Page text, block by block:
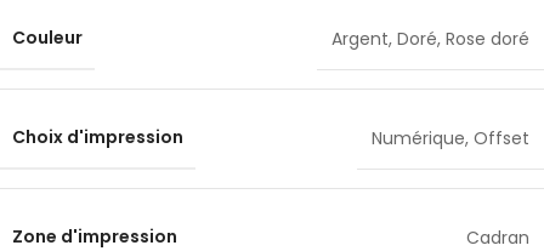
Couleur Argent, Doré, Rose doré
Choix d'impression Numérique, Offset
Zone d'impression Cadran